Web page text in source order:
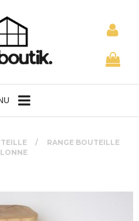
RANGE BOUTEILLE